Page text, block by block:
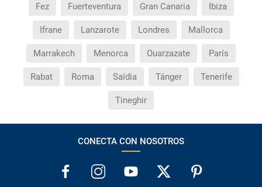
Fez Fuerteventura Gran Canaria Ibiza
Ifrane Lanzarote Londres Mallorca
Marrakech Menorca Ouarzazate París
Rabat Roma Saïdia Tánger Tenerife
Tineghir
CONECTA CON NOSOTROS